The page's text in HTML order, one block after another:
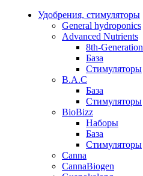
Удобрения, стимуляторы
General hydroponics
Advanced Nutrients
8th-Generation
База
Стимуляторы
B.A.C
База
Стимуляторы
BioBizz
Наборы
База
Стимуляторы
Canna
CannaBiogen